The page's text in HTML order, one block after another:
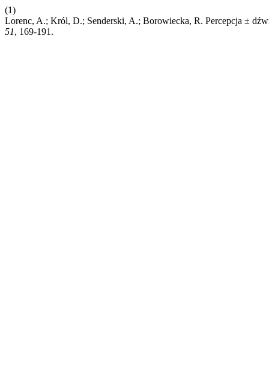
(1)
Lorenc, A.; Król, D.; Senderski, A.; Borowiecka, R. Percepcja ±
51, 169-191.